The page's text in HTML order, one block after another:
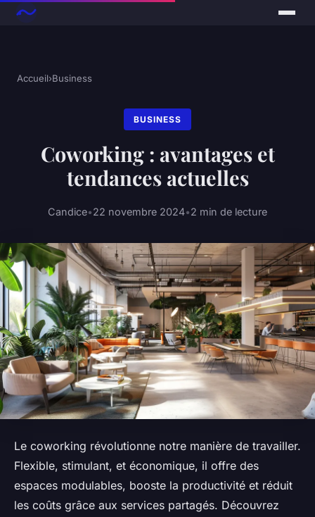
Accueil›Business
BUSINESS
Coworking : avantages et
tendances actuelles
Candice•22 novembre 2024•2 min de lecture
Le coworking révolutionne notre manière de travailler.
Flexible, stimulant, et économique, il offre des
espaces modulables, booste la productivité et réduit
les coûts grâce aux services partagés. Découvrez